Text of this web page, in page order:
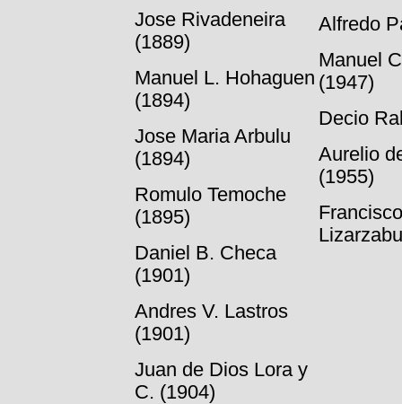
Jose Rivadeneira
(1889)
Manuel L. Hohaguen
(1894)
Jose Maria Arbulu
(1894)
Romulo Temoche
(1895)
Daniel B. Checa
(1901)
Andres V. Lastros
(1901)
Juan de Dios Lora y
C. (1904)
Alfredo
Manuel
(1947)
Decio
Aurelio
(1955)